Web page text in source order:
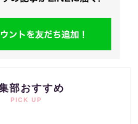
部おすすめ
PICK UP